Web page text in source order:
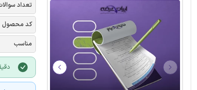
تعداد
کد محصول
مناسب